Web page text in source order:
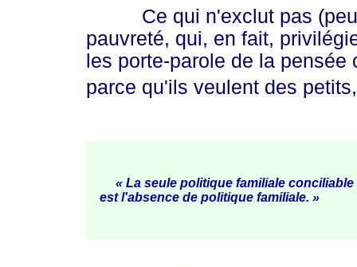
Ce qui n'exclut pas (peut-
pauvreté, qui, en fait,
les porte-parole de la
parce qu'ils veulent des
« La seule politique familiale
est l'absence de politique familiale. »